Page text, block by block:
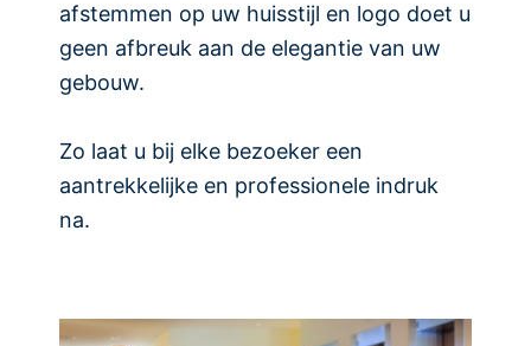
afstemmen op uw huisstijl en logo doet u
geen afbreuk aan de elegantie van uw
gebouw.
Zo laat u bij elke bezoeker een
aantrekkelijke en professionele indruk
na.